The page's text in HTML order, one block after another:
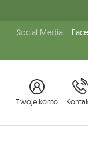
Social Media
Twoje konto